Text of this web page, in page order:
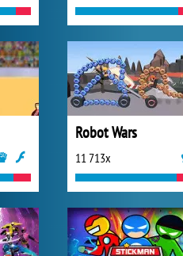
Robot Wars
11 713x